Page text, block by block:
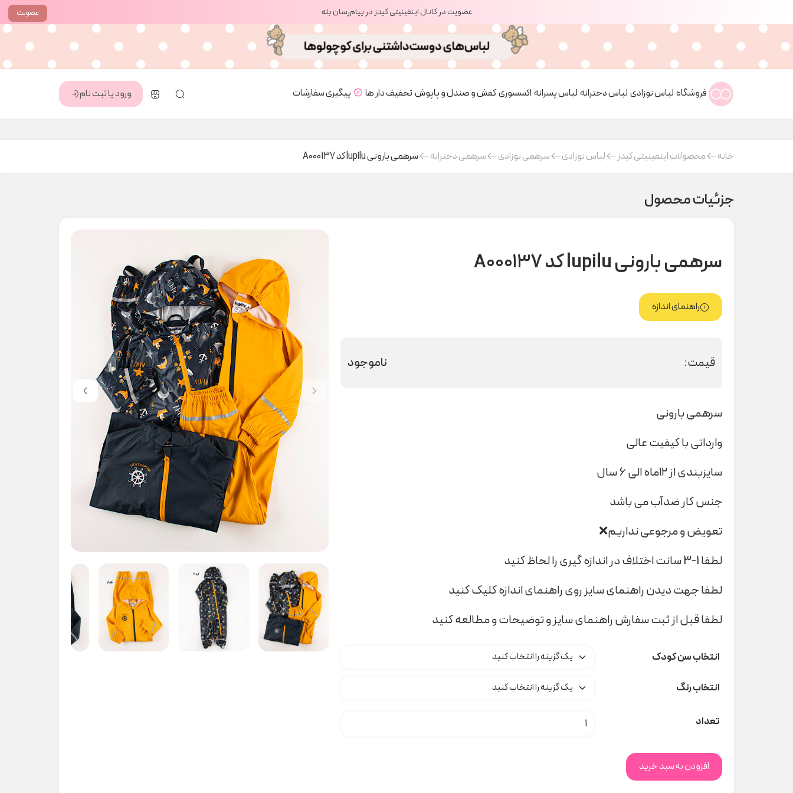
عضویت عضویت در کانال اینفینیتی کیدز در پیام‌رسان بله
فروشگاه لباس نوزادی لباس دخترانه لباس پسرانه اکسسوریکفش و صندل و پاپوش تخفیف دار ها پیگیری سفارشات ورود یا ثبت نام
خانه محصولات اینفینیتی کیدز لباس نوزادی سرهمی نوزادی سرهمی دخترانه سرهمی بارونی lupilu کد A000137
جزئیات محصول
سرهمی بارونی lupilu کد A000137
راهنمای اندازه
قیمت: ناموجود
سرهمی بارونی
وارداتی با کیفیت عالی
سایزبندی از ۱۲ماه الی ۶ سال
جنس کار ضدآب می باشد
تعویض و مرجوعی نداریم❌
لطفا 1-3 سانت اختلاف در اندازه گیری را لحاظ کنید
لطفا جهت دیدن راهنمای سایز روی راهنمای اندازه کلیک کنید
لطفا قبل از ثبت سفارش راهنمای سایز و توضیحات و مطالعه کنید
انتخاب سن کودک
انتخاب رنگ
تعداد سرهمی بارونی lupilu کد A000137 عدد
افزودن به سبد خرید